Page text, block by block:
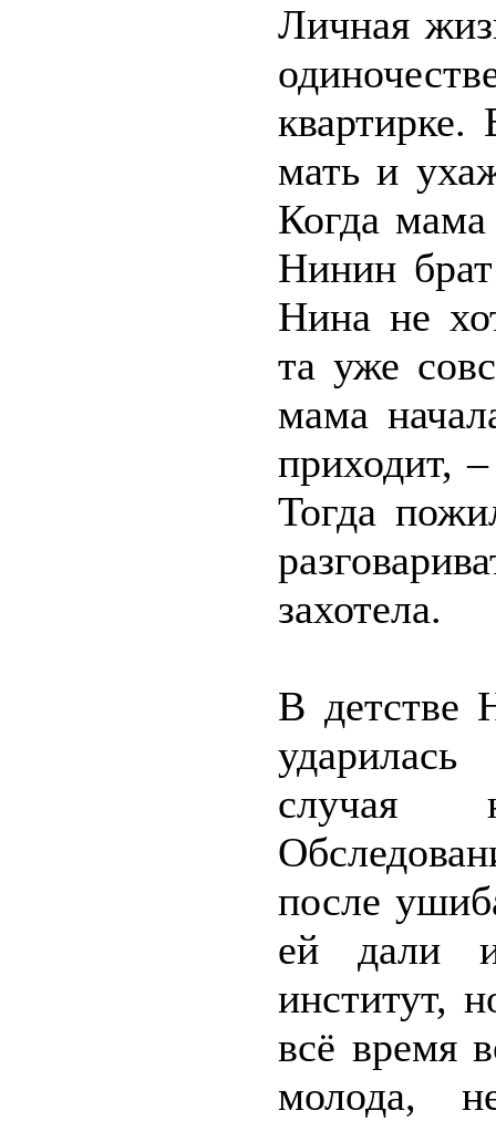
Личная
квартирке.
мать и
Когда
Нинин
Нина не
та уже
мама
приходит,
Тогда
захотела.
В детстве
случая
после
ей дали
институт,
всё время
молода,